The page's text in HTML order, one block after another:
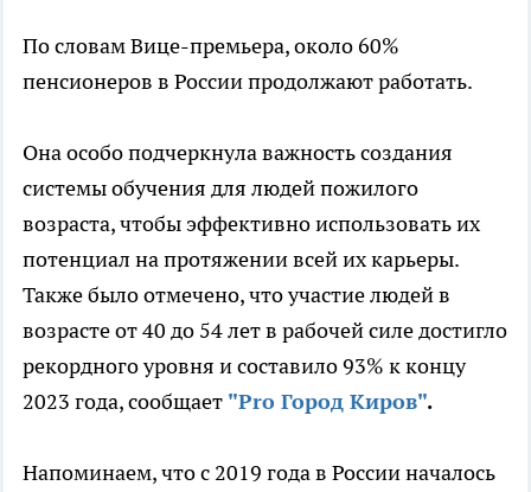
По словам Вице-премьера, около 60%
пенсионеров в России продолжают работать.
Она особо подчеркнула важность создания
системы обучения для людей пожилого
возраста, чтобы эффективно использовать их
потенциал на протяжении всей их карьеры.
Также было отмечено, что участие людей в
возрасте от 40 до 54 лет в рабочей силе достигло
рекордного уровня и составило 93% к концу
2023 года, сообщает "Pro Город Киров".
Напоминаем, что с 2019 года в России началось